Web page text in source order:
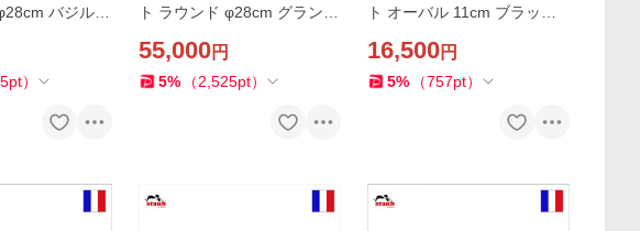
バジルグ
pt）
ト ラウンド φ28cm グランブ
55,000円
5% （2,525pt）
ト オーバル 11cm ブラック
16,500円
5% （757pt）